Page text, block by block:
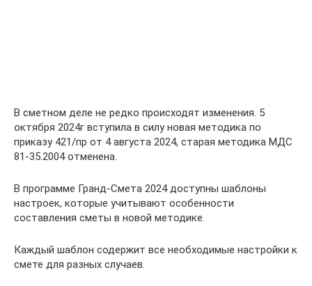
В сметном деле не редко происходят изменения. 5
октября 2024г вступила в силу новая методика по
приказу 421/пр от 4 августа 2024, старая методика МДС
81-35.2004 отменена.
В программе Гранд-Смета 2024 доступны шаблоны
настроек, которые учитывают особенности
составления сметы в новой методике.
Каждый шаблон содержит все необходимые настройки к
смете для разных случаев.